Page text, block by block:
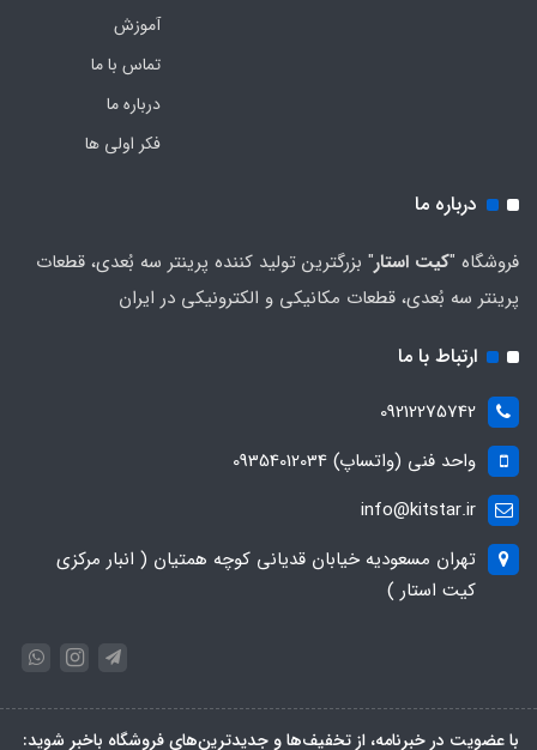
آموزش
تماس با ما
درباره ما
فکر اولی ها
درباره ما
فروشگاه "کیت استار" بزرگترین تولید کننده پرینتر سه بُعدی، قطعات
پرینتر سه بُعدی، قطعات مکانیکی و الکترونیکی در ایران
ارتباط با ما
09212275742
واحد فنی (واتساپ) 09354012034
info@kitstar.ir
تهران مسعودیه خیابان قدیانی کوچه همتیان ( انبار مرکزی
کیت استار )
با عضویت در خبرنامه، از تخفیف‌ها و جدیدترین‌های فروشگاه باخبر شوید: